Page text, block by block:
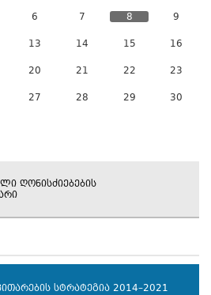
6 7 8 9
13 14 15 16
20 21 22 23
27 28 29 30
ღონისძიებების
სტრატეგია 2014–2021